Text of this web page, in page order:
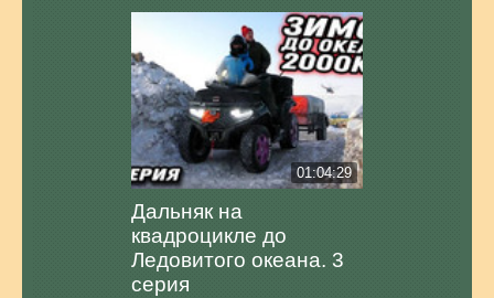
01:04:29
Дальняк на
квадроцикле до
Ледовитого океана. 3
серия